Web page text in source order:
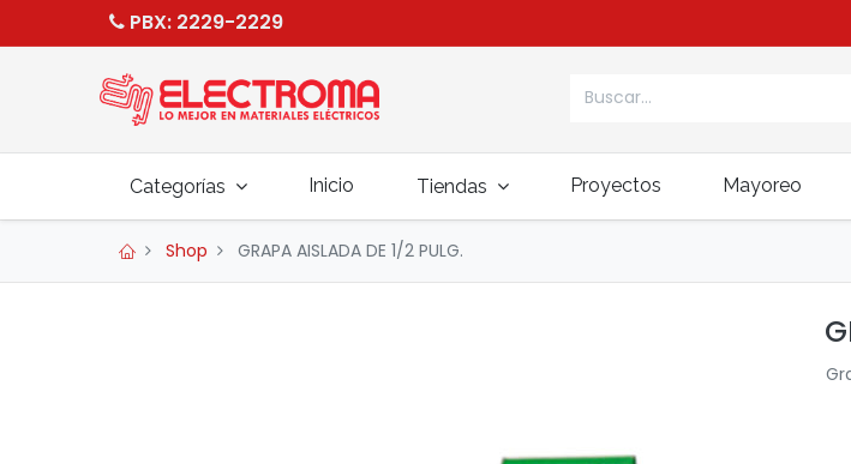
PBX: 2229-2229
Categorías Inicio Tiendas Proyectos Mayoreo
Shop GRAPA AISLADA DE 1/2 PULG.